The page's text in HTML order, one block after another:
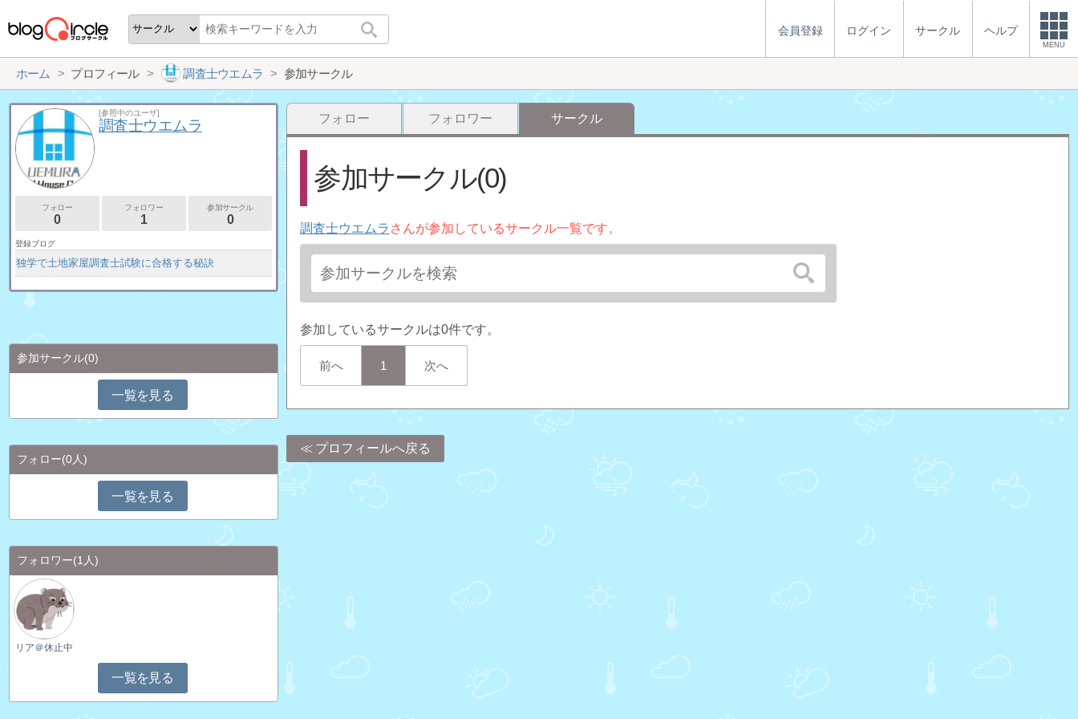
会員登録 ログイン サークル ヘルプ
MENU
ホーム プロフィール 調査士ウエムラ 参加サークル
フォロー フォロワー サークル
参加サークル(0)
調査士ウエムラ さんが参加しているサークル一覧です。
参加しているサークルは0件です。
前へ 1 次へ
プロフィールへ戻る
[参照中のユーザ]
調査士ウエムラ
フォロー
0
フォロワー
1
参加サークル
0
登録ブログ
独学で土地家屋調査士試験に合格する秘訣
参加サークル(0)
一覧を見る
フォロー(0人)
一覧を見る
フォロワー(1人)
リア＠休止中
一覧を見る